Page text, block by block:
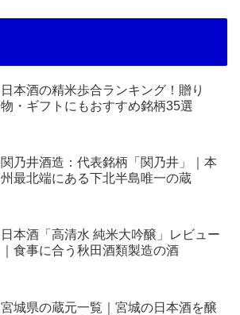
日本酒の精米歩合ランキング！贈り
物・ギフトにもおすすめ銘柄35選
関乃井酒造：代表銘柄「関乃井」｜本
州最北端にある下北半島唯一の蔵
日本酒「高清水 純米大吟醸」レビュー
｜食事に合う秋田酒類製造の酒
宮城県の蔵元一覧｜宮城の日本酒を醸